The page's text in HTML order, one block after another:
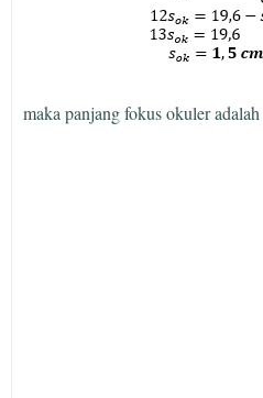
maka panjang fokus okuler adalah